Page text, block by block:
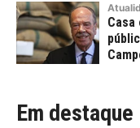
Casa
Em destaque